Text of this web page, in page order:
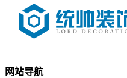
网站导航